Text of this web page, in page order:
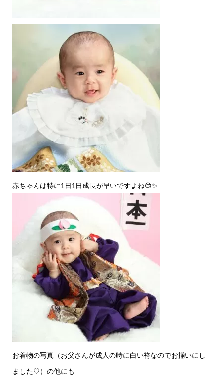
赤ちゃんは特に1日1日成長が早いですよね😌✨
お着物の写真（お父さんが成人の時に白い袴なのでお揃いにし
ました♡）の他にも